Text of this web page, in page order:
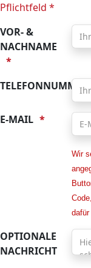
Pflichtfeld *
VOR- &
NACHNAME
TELEFONNUMMER
E-MAIL
Wir
OPTIONALE
NACHRICHT